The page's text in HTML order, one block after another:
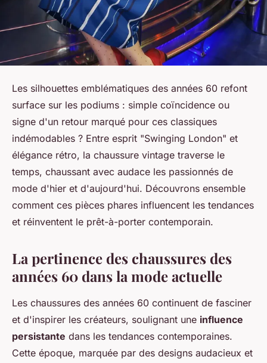
Les silhouettes emblématiques des années 60 refont
surface sur les podiums : simple coïncidence ou
signe d'un retour marqué pour ces classiques
indémodables ? Entre esprit "Swinging London" et
élégance rétro, la chaussure vintage traverse le
temps, chaussant avec audace les passionnés de
mode d'hier et d'aujourd'hui. Découvrons ensemble
comment ces pièces phares influencent les tendances
et réinventent le prêt-à-porter contemporain.
La pertinence des chaussures des
années 60 dans la mode actuelle
Les chaussures des années 60 continuent de fasciner
et d'inspirer les créateurs, soulignant une influence
persistante dans les tendances contemporaines.
Cette époque, marquée par des designs audacieux et